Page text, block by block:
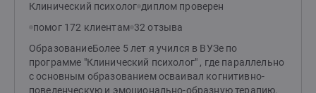
Клинический психолог диплом проверен
помог 172 клиентам 32 отзыва
ОбразованиеБолее 5 лет я учился в ВУЗе по
программе "Клинический психолог" , где параллельно
с основным образованием осваивал когнитивно-
поведенческую и эмоционально-образную терапию.